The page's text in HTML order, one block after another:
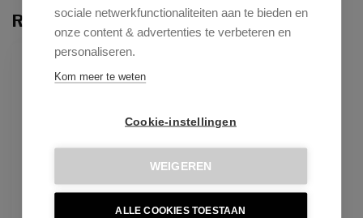
sociale netwerkfunctionaliteiten aan te bieden en
onze content & advertenties te verbeteren en
personaliseren.
Kom meer te weten
Cookie-instellingen
WEIGEREN
ALLE COOKIES TOESTAAN
Recent bekeken